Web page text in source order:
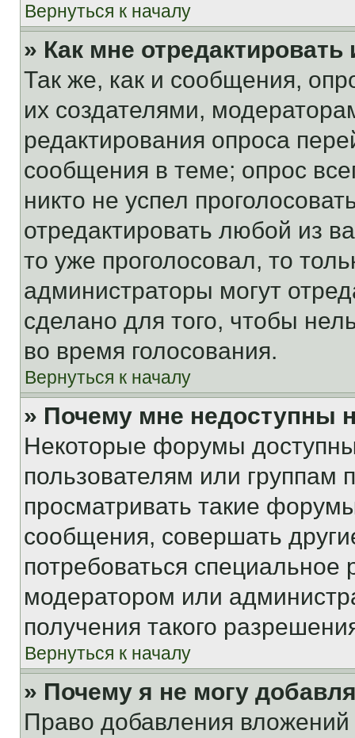
Вернуться к началу
» Как мне
Так же, как и сообщения,
их создателями,
редактирования опроса
сообщения в теме; опрос
никто не успел
отредактировать любой из
то уже проголосовал, то
администраторы могут
сделано для того, чтобы
во время голосования.
Вернуться к началу
» Почему мне недоступны
Некоторые форумы
пользователям или группам
просматривать такие
сообщения, совершать
потребоваться
модератором или
получения такого
Вернуться к началу
» Почему я не могу
Право добавления